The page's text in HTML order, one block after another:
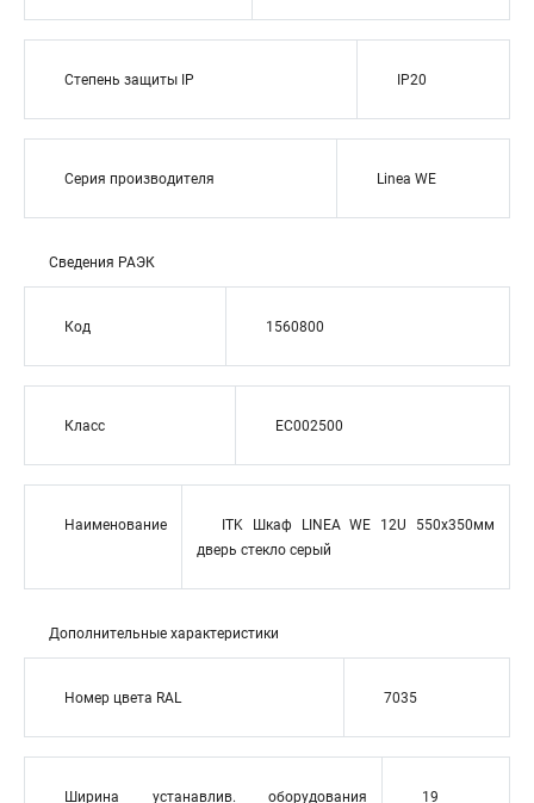
Степень защиты IP IP20
Серия производителя Linea WE
Сведения РАЭК
Код 1560800
Класс EC002500
Наименование
ITK Шкаф LINEA WE 12U 550x350мм
дверь стекло серый
Дополнительные характеристики
Номер цвета RAL 7035
Ширина устанавлив. оборудования 19